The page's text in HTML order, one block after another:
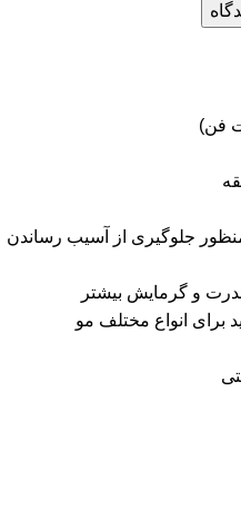
فن)
جلوگیری از آسیب رساندن
و گرمایش بیشتر
انواع مختلف مو